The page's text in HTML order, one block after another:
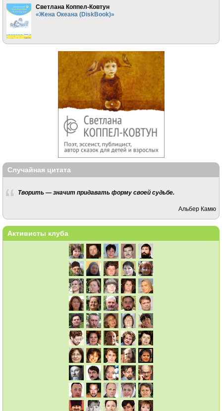
Светлана Коппел-Ковтун
«Жена Океана (DiskBook)»
Случайная цитата
Творить — значит придавать форму своей судьбе.
Альбер Камю
Активисты клуба